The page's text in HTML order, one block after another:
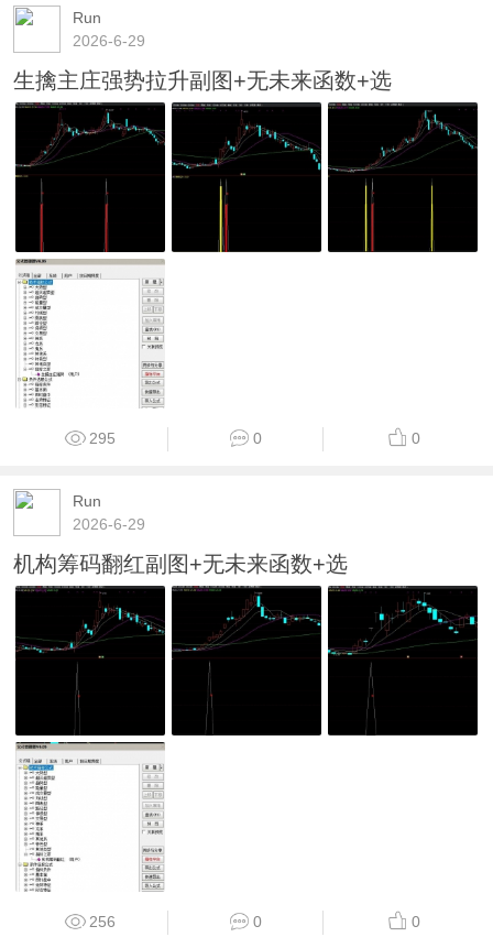
Run
2026-6-29
生擒主庄强势拉升副图+无未来函数+选
295 0 0
Run
2026-6-29
机构筹码翻红副图+无未来函数+选
256 0 0